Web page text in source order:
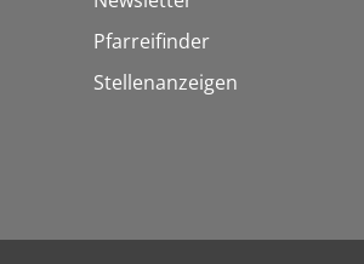
Pfarreifinder
Stellenanzeigen